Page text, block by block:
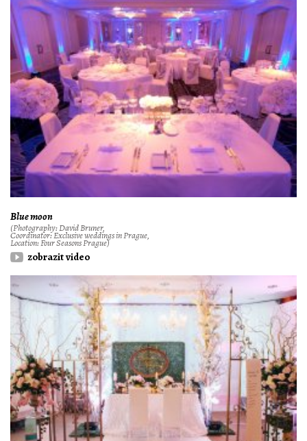
Blue moon
(Photography: David Bruner,
Coordinator: Exclusive weddings in Prague,
Location: Four Seasons Prague)
zobrazit video